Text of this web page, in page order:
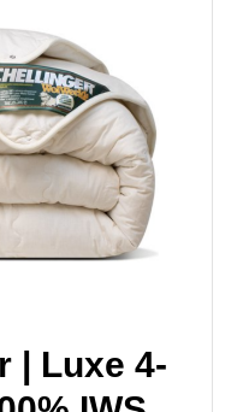
| Luxe 4-